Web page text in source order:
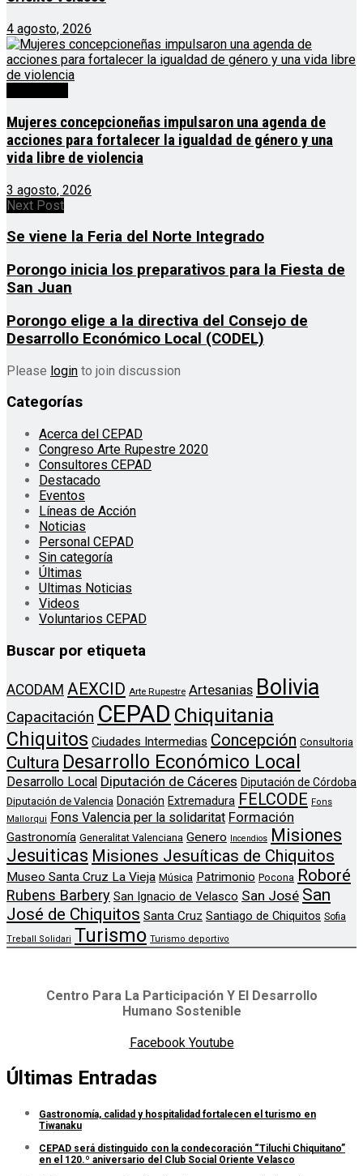
4 agosto, 2026
Mujeres concepcioneñas impulsaron una agenda de
acciones para fortalecer la igualdad de género y una
vida libre de violencia
3 agosto, 2026
Next Post
Se viene la Feria del Norte Integrado
Porongo inicia los preparativos para la Fiesta de
San Juan
Porongo elige a la directiva del Consejo de
Desarrollo Económico Local (CODEL)
Please login to join discussion
Categorías
Acerca del CEPAD
Congreso Arte Rupestre 2020
Consultores CEPAD
Destacado
Eventos
Líneas de Acción
Noticias
Personal CEPAD
Sin categoría
Últimas
Ultimas Noticias
Videos
Voluntarios CEPAD
Buscar por etiqueta
ACODAM AEXCID Arte Rupestre Artesanias Bolivia
Capacitación CEPAD Chiquitania
Chiquitos Ciudades Intermedias Concepción Consultoria
Cultura Desarrollo Económico Local
Desarrollo Local Diputación de Cáceres Diputación de Córdoba
Diputación de Valencia Donación Extremadura FELCODE Fons
Mallorqui
Fons Valencia per la solidaritat Formación
Gastronomía Generalitat Valenciana Genero Incendios
Misiones
Jesuiticas Misiones Jesuíticas de Chiquitos
Museo Santa Cruz La Vieja Música Patrimonio Pocona Roboré
Rubens Barbery San Ignacio de Velasco San José San
José de Chiquitos Santa Cruz Santiago de Chiquitos Sofia
Treball Solidari Turismo Turismo deportivo
Centro Para La Participación Y El Desarrollo
Humano Sostenible
Facebook Youtube
Últimas Entradas
Gastronomía, calidad y hospitalidad fortalecen el turismo en
Tiwanaku
CEPAD será distinguido con la condecoración “Tiluchi Chiquitano”
en el 120.º aniversario del Club Social Oriente Velasco